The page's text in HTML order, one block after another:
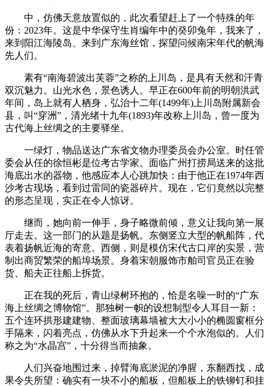
中，仿佛天意放置似的，此次看望赶上了一个特殊的年
份：2023年。这是中华保守生肖编年中的癸卯兔年，我来了，
来到阳江海陵岛、来到广东海丝馆，探望问候南宋年代的帆海
先人们。
素有“南海碧波出芙蓉”之称的上川岛，是具有天然和汗青
双沉魅力。山光水色，景色诱人。早正在600年前的明朝洪武
年间，岛上就有人栖身，弘治十二年(1499年)上川岛附属新会
县，叫“穿洲”，清光绪十九年(1893)年改称上川岛，曾一度为
古代海上丝绸之的主要驿坐。
一绿灯，物品送达广东省文物办理委员会办公室。时任管
委会从任的徐恒彬是位考古学家。面临广州打捞局送来的这批
海底出水的器物，他感应本人心跳加快：由于他正在1974年西
沙考古现场，看到过雷同的瓷器碎片。现在，它们竟然以完整
的形态呈现，实正在令人惊讶。
继而，她向前一伸手，身子略微前倾，意义让我向第一展
厅走去。这一部门的从题是扬帆。东侧竖立大型的帆船阵，代
表着扬帆近海的寄意。西侧，则是模仿宋代古口岸的实景，营
制出商贸繁荣的船埠场景。身着宋朝服饰市舶司官员正在验
货、船夫正往船上拆货。
正在我的死后，青山绿树环抱的，恰是名噪一时的“广东
海上丝绸之博物馆”。那独树一帜的设想制型令人耳目一新：
五个连环拱形建建物、整面玻璃幕墙被大大小小的椭圆窗框分
手隔来，闪着亮点，仿佛从水下升起来一个个水泡似的。人们
称之为“水晶宫”，十分得当而抽象。
人们兴奋地围过来，掉臂海底淤泥的净腥，东翻西找，成
果令失所望：确实有一块不小的船板，但船板上的铁铆钉和挂